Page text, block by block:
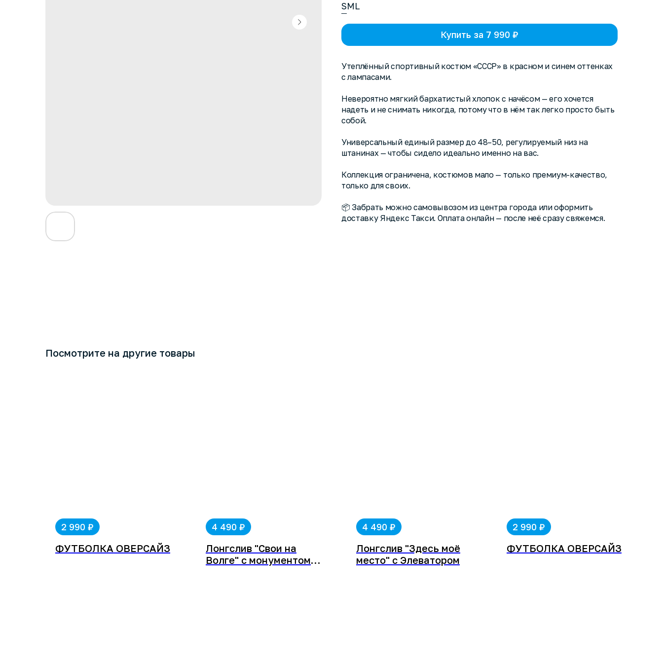
SML
Купить за 7 990 ₽
Утеплённый спортивный костюм «СССР» в красном и синем оттенках
с лампасами.
Невероятно мягкий бархатистый хлопок с начёсом — его хочется
надеть и не снимать никогда, потому что в нём так легко просто быть
собой.
Универсальный единый размер до 48–50, регулируемый низ на
штанинах — чтобы сидело идеально именно на вас.
Коллекция ограничена, костюмов мало — только премиум-качество,
только для своих.
📦 Забрать можно самовывозом из центра города или оформить
доставку Яндекс Такси. Оплата онлайн — после неё сразу свяжемся.
Посмотрите на другие товары
ФУТБОЛКА ОВЕРСАЙЗ
2 990 ₽
Лонгслив "Свои на
Волге" с монументом
4 490 ₽
Лонгслив "Здесь моё
место" с Элеватором
4 490 ₽
ФУТБОЛКА ОВЕРСАЙЗ
2 990 ₽